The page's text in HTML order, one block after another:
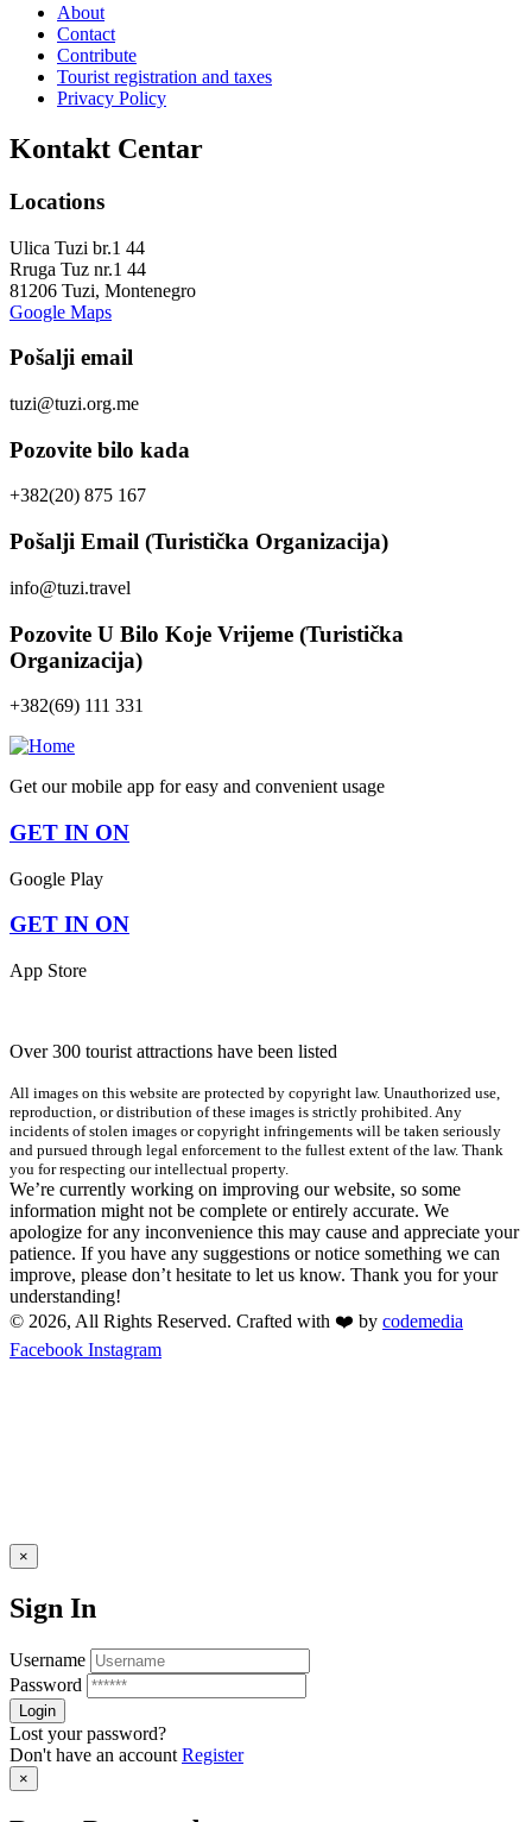
About
Contact
Contribute
Tourist registration and taxes
Privacy Policy
Kontakt Centar
Locations
Ulica Tuzi br.1 44
Rruga Tuz nr.1 44
81206 Tuzi, Montenegro
Google Maps
Pošalji email
tuzi@tuzi.org.me
Pozovite bilo kada
+382(20) 875 167
Pošalji Email (Turistička Organizacija)
info@tuzi.travel
Pozovite U Bilo Koje Vrijeme (Turistička
Organizacija)
+382(69) 111 331
Get our mobile app for easy and convenient usage
GET IN ON
Google Play
GET IN ON
App Store
Over 300 tourist attractions have been listed
All images on this website are protected by copyright law. Unauthorized use,
reproduction, or distribution of these images is strictly prohibited. Any
incidents of stolen images or copyright infringements will be taken seriously
and pursued through legal enforcement to the fullest extent of the law. Thank
you for respecting our intellectual property.
We’re currently working on improving our website, so some
information might not be complete or entirely accurate. We
apologize for any inconvenience this may cause and appreciate your
patience. If you have any suggestions or notice something we can
improve, please don’t hesitate to let us know. Thank you for your
understanding!
© 2026, All Rights Reserved. Crafted with ❤️ by codemedia
Facebook Instagram
×
Sign In
Username
Password
Lost your password?
Don't have an account Register
×